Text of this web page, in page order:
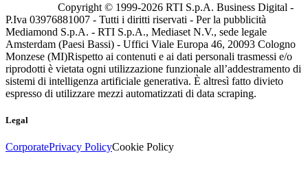
Copyright © 1999-2026 RTI S.p.A. Business Digital -
P.Iva 03976881007 - Tutti i diritti riservati - Per la pubblicità
Mediamond S.p.A. - RTI S.p.A., Mediaset N.V., sede legale
Amsterdam (Paesi Bassi) - Uffici Viale Europa 46, 20093 Cologno
Monzese (MI)Rispetto ai contenuti e ai dati personali trasmessi e/o
riprodotti è vietata ogni utilizzazione funzionale all’addestramento di
sistemi di intelligenza artificiale generativa. È altresì fatto divieto
espresso di utilizzare mezzi automatizzati di data scraping.
Legal
CorporatePrivacy PolicyCookie Policy